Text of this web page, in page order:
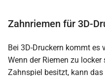
Zahnriemen für 3D-
Bei 3D-Druckern kommt
Wenn der Riemen zu
Zahnspiel besitzt, kann